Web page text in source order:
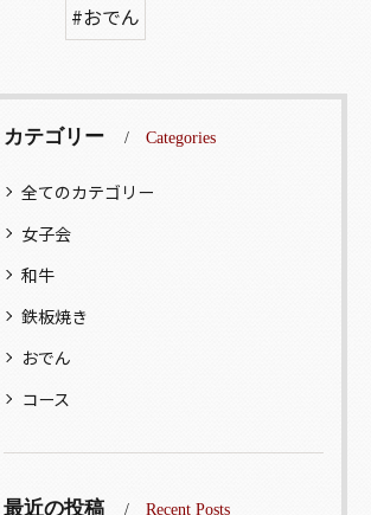
#おでん
カテゴリー Categories
全てのカテゴリー
女子会
和牛
鉄板焼き
おでん
コース
最近の投稿 Recent Posts